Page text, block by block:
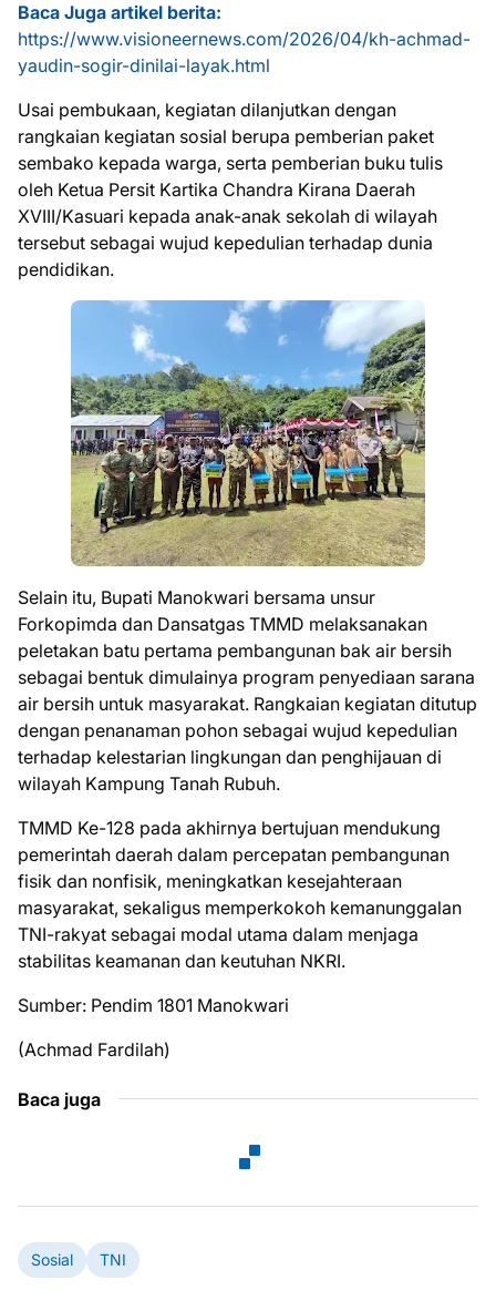
Baca Juga artikel berita:
https://www.visioneernews.com/2026/04/kh-achmad-
yaudin-sogir-dinilai-layak.html
Usai pembukaan, kegiatan dilanjutkan dengan
rangkaian kegiatan sosial berupa pemberian paket
sembako kepada warga, serta pemberian buku tulis
oleh Ketua Persit Kartika Chandra Kirana Daerah
XVIII/Kasuari kepada anak-anak sekolah di wilayah
tersebut sebagai wujud kepedulian terhadap dunia
pendidikan.
Selain itu, Bupati Manokwari bersama unsur
Forkopimda dan Dansatgas TMMD melaksanakan
peletakan batu pertama pembangunan bak air bersih
sebagai bentuk dimulainya program penyediaan sarana
air bersih untuk masyarakat. Rangkaian kegiatan ditutup
dengan penanaman pohon sebagai wujud kepedulian
terhadap kelestarian lingkungan dan penghijauan di
wilayah Kampung Tanah Rubuh.
TMMD Ke-128 pada akhirnya bertujuan mendukung
pemerintah daerah dalam percepatan pembangunan
fisik dan nonfisik, meningkatkan kesejahteraan
masyarakat, sekaligus memperkokoh kemanunggalan
TNI-rakyat sebagai modal utama dalam menjaga
stabilitas keamanan dan keutuhan NKRI.
Sumber: Pendim 1801 Manokwari
(Achmad Fardilah)
Baca juga
Sosial TNI